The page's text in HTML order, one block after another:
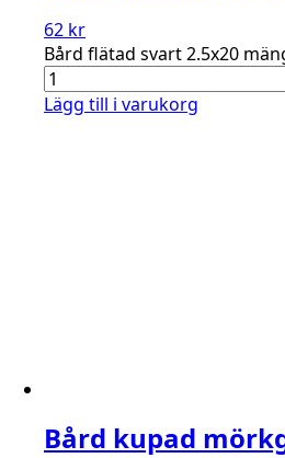
62 kr
Bård flätad svart 2.5x20
Lägg till i varukorg
Bård kupad